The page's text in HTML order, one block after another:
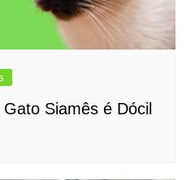
Siamês é Dócil